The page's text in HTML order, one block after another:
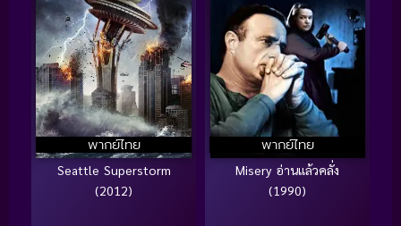
พากย์ไทย
Seattle Superstorm
(2012)
พากย์ไทย
Misery อ่านแล้วคลั่ง
(1990)